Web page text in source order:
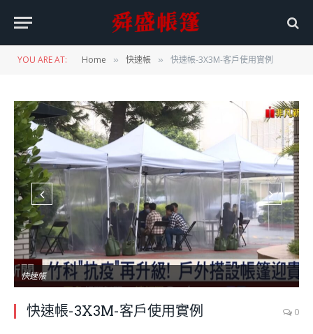
YOU ARE AT: Home » 快速帳 » 快速帳-3X3M-客戶使用實例
快速帳
快速帳-3X3M-客戶使用實例 0